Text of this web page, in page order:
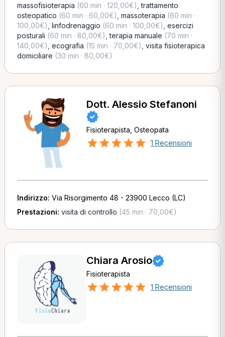
massofisioterapia (60 min · 120,00€) ,trattamento
osteopatico (60 min · 60,00€) massoterapia (60 min ·
100,00€) linfodrenaggio (60 min · 100,00€) esercizi
posturali (60 min · 80,00€) ,terapia manuale (70 min ·
140,00€) ecografia (15 min · 70,00€) visita fisioterapica
domiciliare (30 min · 80,00€)
Dott. Alessio Stefanoni
Fisioterapista, Osteopata
1 Recensioni
Indirizzo: Via Risorgimento 48 - 23900 Lecco (LC)
Prestazioni: visita di controllo (45 min · 70,00€)
Chiara Arosio
Fisioterapista
1 Recensioni